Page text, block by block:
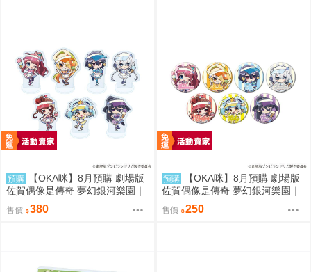
預購
【OKA咪】8月預購 劇場版
佐賀偶像是傳奇 夢幻銀河樂園｜
壓克力迷你立牌 盲抽(7種) 冰淇
淋店ver. 隨機一款
售價 380
預購
【OKA咪】8月預購 劇場版
佐賀偶像是傳奇 夢幻銀河樂園｜
徽章 02/盲抽(7種) 冰淇淋店ver.
隨機一款
售價 250